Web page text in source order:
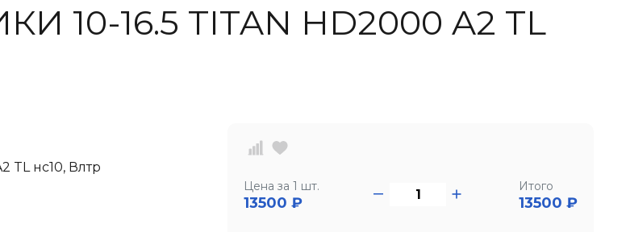
16.5 TITAN HD2000 A2 TL
Цена за 1 шт.
13500 ₽
Итого
13500 ₽